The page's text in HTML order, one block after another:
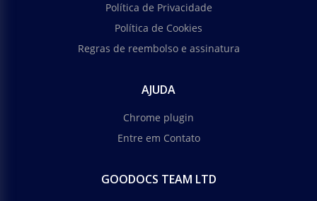
Política de Privacidade
Política de Cookies
Regras de reembolso e assinatura
AJUDA
Chrome plugin
Entre em Contato
GOODOCS TEAM LTD